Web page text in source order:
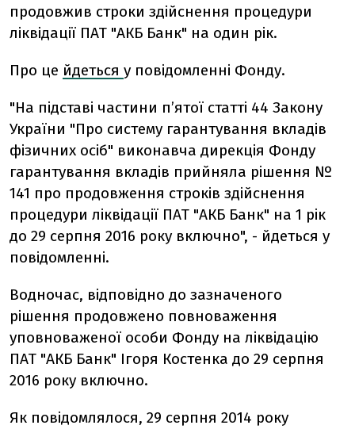
продовжив строки здійснення процедури
ліквідації ПАТ "АКБ Банк" на один рік.
Про це йдеться у повідомленні Фонду.
"На підставі частини п’ятої статті 44 Закону
України "Про систему гарантування вкладів
фізичних осіб" виконавча дирекція Фонду
гарантування вкладів прийняла рішення №
141 про продовження строків здійснення
процедури ліквідації ПАТ "АКБ Банк" на 1 рік
до 29 серпня 2016 року включно", - йдеться у
повідомленні.
Водночас, відповідно до зазначеного
рішення продовжено повноваження
уповноваженої особи Фонду на ліквідацію
ПАТ "АКБ Банк" Ігоря Костенка до 29 серпня
2016 року включно.
Як повідомлялося, 29 серпня 2014 року